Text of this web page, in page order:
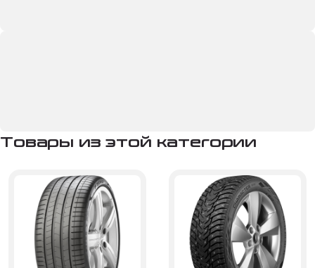
Товары из этой категории